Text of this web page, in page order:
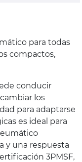
para todas
compactos,
conducir
los
para adaptarse
es ideal para
y una respuesta
3PMSF,